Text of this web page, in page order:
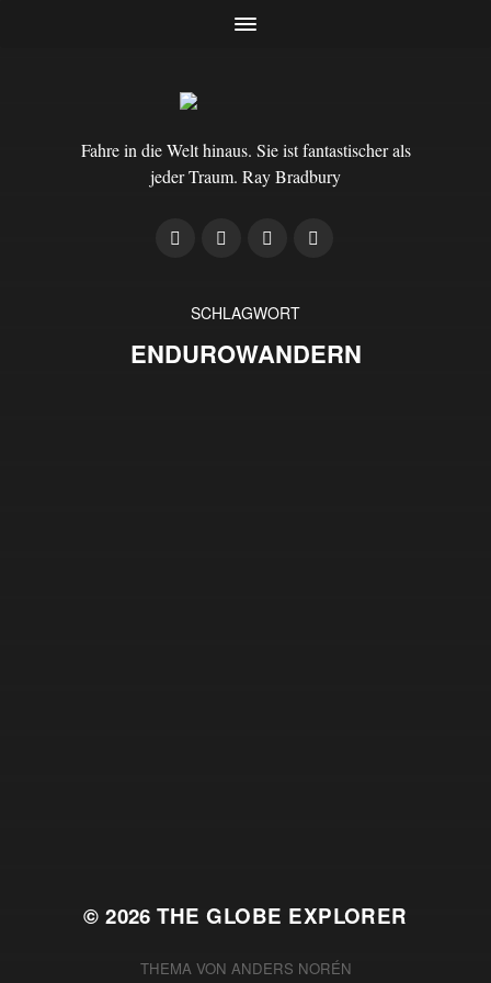
Fahre in die Welt hinaus. Sie ist fantastischer als
jeder Traum. Ray Bradbury
SCHLAGWORT
ENDUROWANDERN
© 2026THE GLOBE EXPLORER
THEMA VON ANDERS NORÉN